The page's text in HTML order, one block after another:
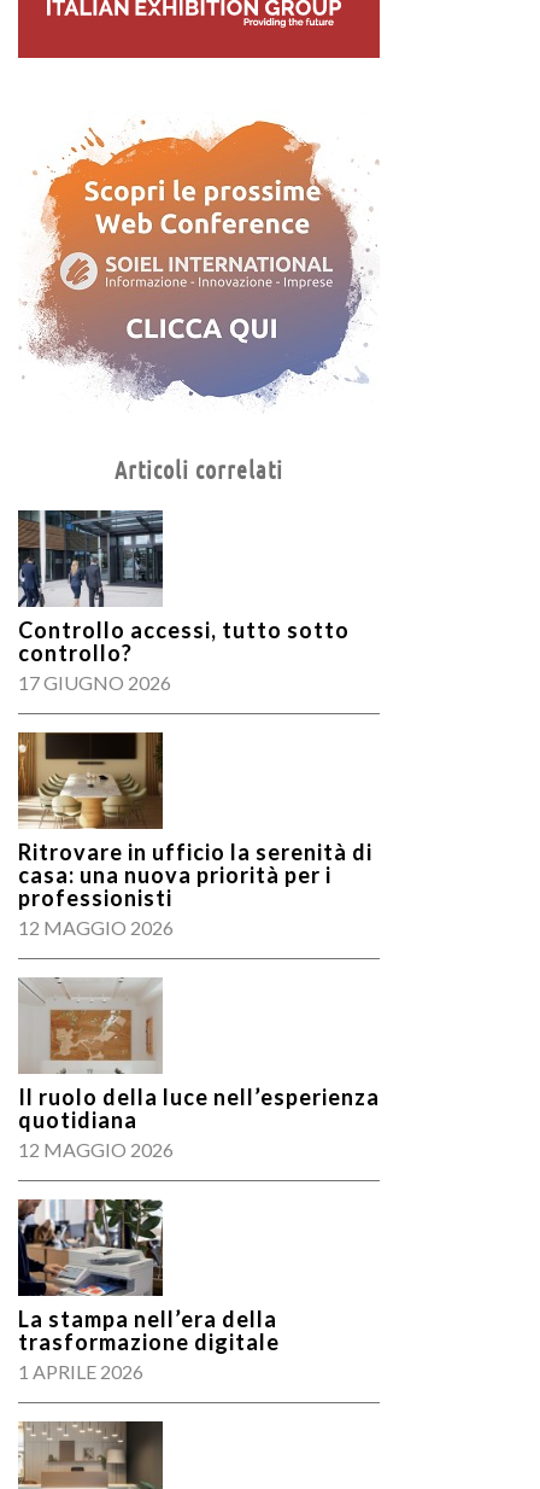
Articoli correlati
Controllo accessi, tutto sotto
controllo?
17 GIUGNO 2026
Ritrovare in ufficio la serenità di
casa: una nuova priorità per i
professionisti
12 MAGGIO 2026
Il ruolo della luce nell’esperienza
quotidiana
12 MAGGIO 2026
La stampa nell’era della
trasformazione digitale
1 APRILE 2026